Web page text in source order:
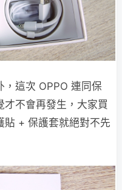
，這次 OPPO 連同保
不會再發生，大家買
貼 + 保護套就絕對不先